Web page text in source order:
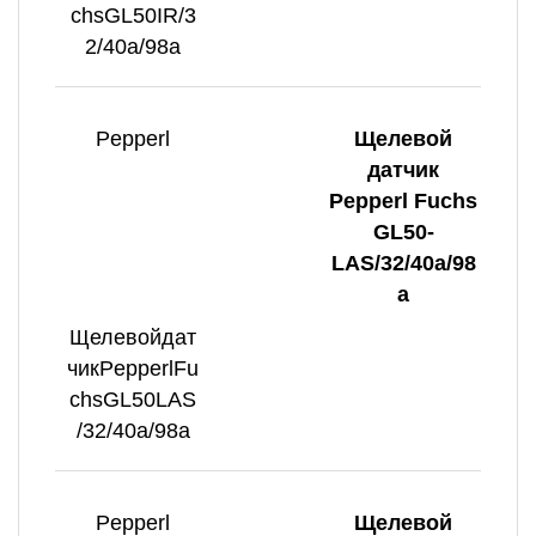
chsGL50IR/3
2/40a/98a
Pepperl
Щелевой
датчик
Pepperl Fuchs
GL50-
LAS/32/40a/98
a
Щелевойдат
чикPepperlFu
chsGL50LAS
/32/40a/98a
Pepperl
Щелевой